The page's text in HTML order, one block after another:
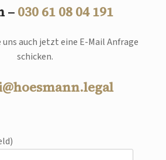
–030 61 08 04 191
uns auch jetzt eine E-Mail Anfrage
schicken.